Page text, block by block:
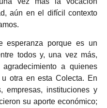
aún en el difícil contexto
esperanza porque es un
todos y, una vez más,
a quienes
otra en esta Colecta. En
empresas, instituciones y
su aporte económico;